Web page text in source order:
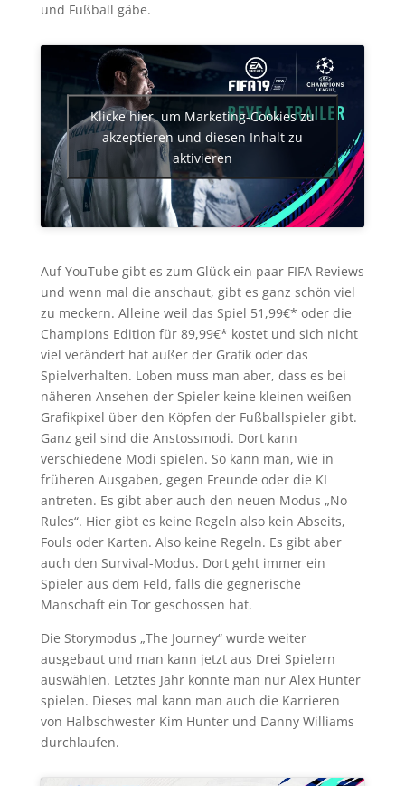
und Fußball gäbe.
Klicke hier, um Marketing-Cookies zu
akzeptieren und diesen Inhalt zu
aktivieren
Auf YouTube gibt es zum Glück ein paar FIFA Reviews
und wenn mal die anschaut, gibt es ganz schön viel
zu meckern. Alleine weil das Spiel 51,99€* oder die
Champions Edition für 89,99€* kostet und sich nicht
viel verändert hat außer der Grafik oder das
Spielverhalten. Loben muss man aber, dass es bei
näheren Ansehen der Spieler keine kleinen weißen
Grafikpixel über den Köpfen der Fußballspieler gibt.
Ganz geil sind die Anstossmodi. Dort kann
verschiedene Modi spielen. So kann man, wie in
früheren Ausgaben, gegen Freunde oder die KI
antreten. Es gibt aber auch den neuen Modus „No
Rules“. Hier gibt es keine Regeln also kein Abseits,
Fouls oder Karten. Also keine Regeln. Es gibt aber
auch den Survival-Modus. Dort geht immer ein
Spieler aus dem Feld, falls die gegnerische
Manschaft ein Tor geschossen hat.
Die Storymodus „The Journey“ wurde weiter
ausgebaut und man kann jetzt aus Drei Spielern
auswählen. Letztes Jahr konnte man nur Alex Hunter
spielen. Dieses mal kann man auch die Karrieren
von Halbschwester Kim Hunter und Danny Williams
durchlaufen.